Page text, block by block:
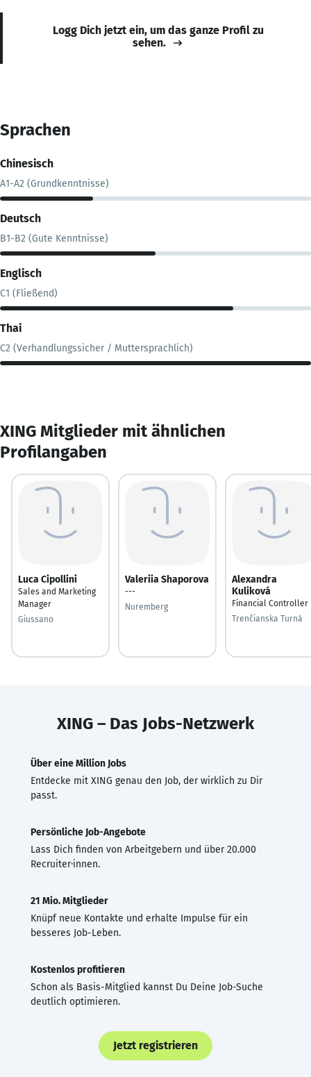
Logg Dich jetzt ein, um das ganze Profil zu
sehen.
Sprachen
Chinesisch
A1-A2 (Grundkenntnisse)
Deutsch
B1-B2 (Gute Kenntnisse)
Englisch
C1 (Fließend)
Thai
C2 (Verhandlungssicher / Muttersprachlich)
XING Mitglieder mit ähnlichen
Profilangaben
Luca Cipollini
Sales and Marketing
Manager
Giussano
Valeriia Shaporova
---
Nuremberg
Alexandra
Kuliková
Financial Controller
Trenčianska Turná
XING – Das Jobs-Netzwerk
Über eine Million Jobs
Entdecke mit XING genau den Job, der wirklich zu Dir
passt.
Persönliche Job-Angebote
Lass Dich finden von Arbeitgebern und über 20.000
Recruiter·innen.
21 Mio. Mitglieder
Knüpf neue Kontakte und erhalte Impulse für ein
besseres Job-Leben.
Kostenlos profitieren
Schon als Basis-Mitglied kannst Du Deine Job-Suche
deutlich optimieren.
Jetzt registrieren